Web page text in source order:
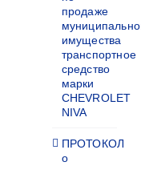
продаже
имущества
транспортное
средство
марки
CHEVROLET
NIVA
ПРОТОКОЛ
о